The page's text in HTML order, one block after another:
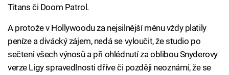
Titans či Doom Patrol.
A protože v Hollywoodu za nejsilnější měnu vždy platily
peníze a divácký zájem, nedá se vyloučit, že studio po
sečtení všech výnosů a při ohlédnutí za oblibou Snyderovy
verze Ligy spravedlnosti dříve či později neoznámí, že se